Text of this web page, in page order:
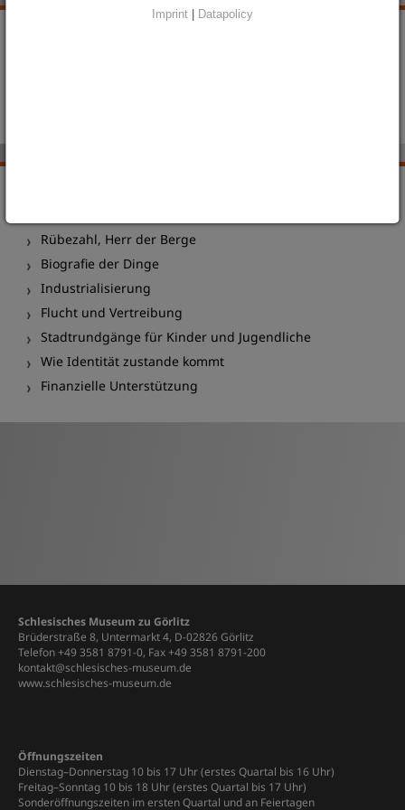
Rübezahl, Herr der Berge
Biografie der Dinge
Industrialisierung
Flucht und Vertreibung
Stadtrundgänge für Kinder und Jugendliche
Wie Identität zustande kommt
Finanzielle Unterstützung
Schlesisches Museum zu Görlitz
Brüderstraße 8, Untermarkt 4, D-02826 Görlitz
Telefon +49 3581 8791-0, Fax +49 3581 8791-200
kontakt@schlesisches-museum.de
www.schlesisches-museum.de
Öffnungszeiten
Dienstag–Donnerstag 10 bis 17 Uhr (erstes Quartal bis 16 Uhr)
Freitag–Sonntag 10 bis 18 Uhr (erstes Quartal bis 17 Uhr)
Sonderöffnungszeiten im ersten Quartal und an Feiertagen
Imprint | Datapolicy